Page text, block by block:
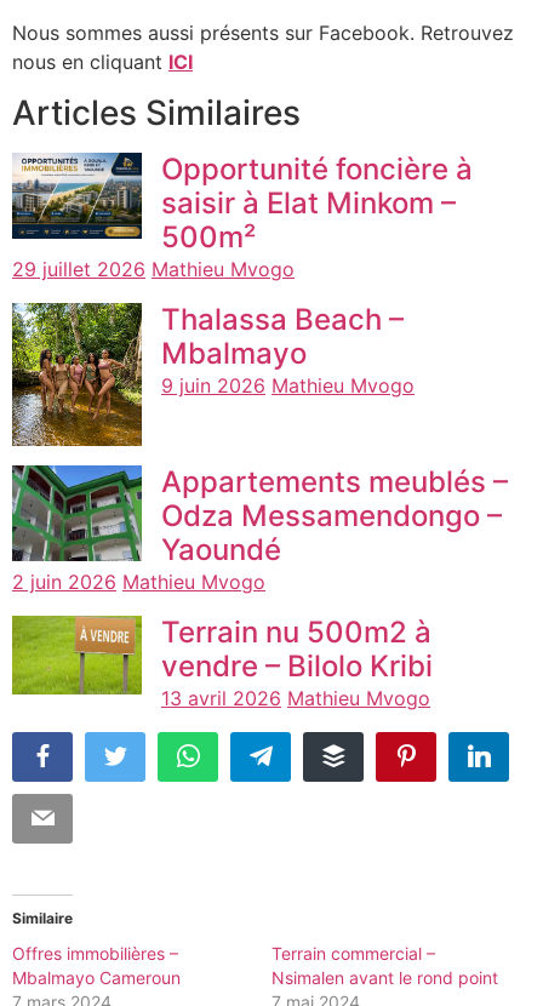
Nous sommes aussi présents sur Facebook. Retrouvez
nous en cliquant ICI
Articles Similaires
Opportunité foncière à
saisir à Elat Minkom –
500m²
29 juillet 2026 Mathieu Mvogo
Thalassa Beach –
Mbalmayo
9 juin 2026 Mathieu Mvogo
Appartements meublés –
Odza Messamendongo –
Yaoundé
2 juin 2026 Mathieu Mvogo
Terrain nu 500m2 à
vendre – Bilolo Kribi
13 avril 2026 Mathieu Mvogo
Similaire
Offres immobilières –
Mbalmayo Cameroun
7 mars 2024
Terrain commercial –
Nsimalen avant le rond point
7 mai 2024